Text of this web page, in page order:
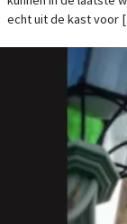
echt uit de kast voor